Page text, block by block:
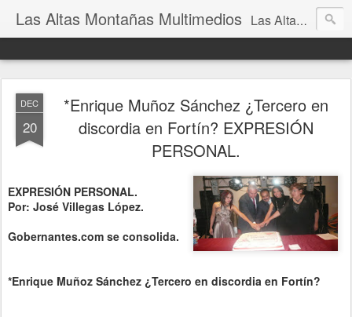
Las Altas Montañas Multimedios Las Altas Montañas Multimedios
DEC
20
*Enrique Muñoz Sánchez ¿Tercero en
discordia en Fortín? EXPRESIÓN
PERSONAL.
EXPRESIÓN PERSONAL.
Por: José Villegas López.
Gobernantes.com se consolida.
*Enrique Muñoz Sánchez ¿Tercero en discordia en Fortín?